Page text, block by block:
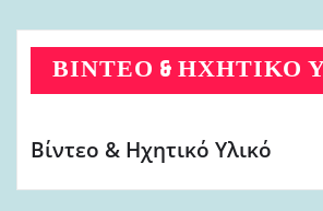
ΒΊΝΤΕΟ & ΗΧΗΤΙΚΌ
Βίντεο & Ηχητικό Υλικό